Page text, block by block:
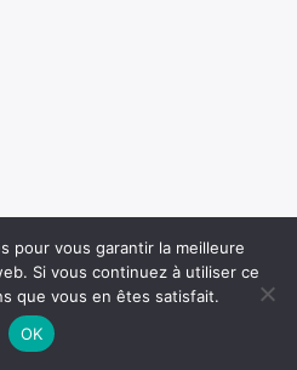
pour vous garantir la meilleure
Si vous continuez à utiliser ce
que vous en êtes satisfait.
OK